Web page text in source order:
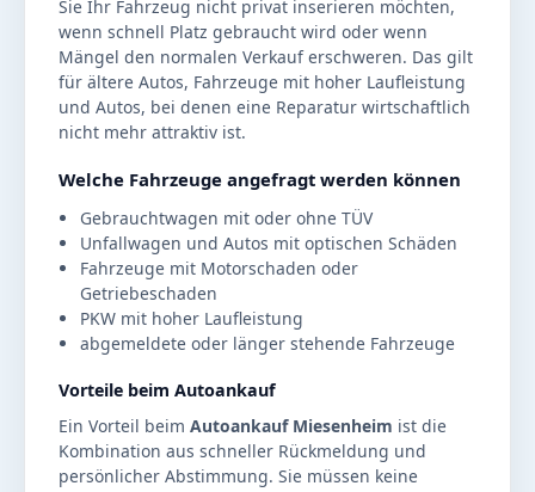
Sie Ihr Fahrzeug nicht privat inserieren möchten,
wenn schnell Platz gebraucht wird oder wenn
Mängel den normalen Verkauf erschweren. Das gilt
für ältere Autos, Fahrzeuge mit hoher Laufleistung
und Autos, bei denen eine Reparatur wirtschaftlich
nicht mehr attraktiv ist.
Welche Fahrzeuge angefragt werden können
Gebrauchtwagen mit oder ohne TÜV
Unfallwagen und Autos mit optischen Schäden
Fahrzeuge mit Motorschaden oder
Getriebeschaden
PKW mit hoher Laufleistung
abgemeldete oder länger stehende Fahrzeuge
Vorteile beim Autoankauf
Ein Vorteil beim Autoankauf Miesenheim ist die
Kombination aus schneller Rückmeldung und
persönlicher Abstimmung. Sie müssen keine